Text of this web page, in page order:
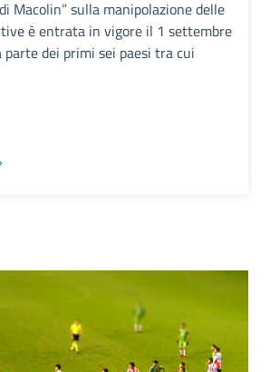
Macolin” sulla manipolazione delle
è entrata in vigore il 1 settembre
dei primi sei paesi tra cui